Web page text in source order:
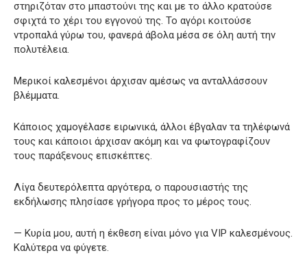
στηριζόταν στο μπαστούνι της και με το άλλο κρατούσε
σφιχτά το χέρι του εγγονού της. Το αγόρι κοιτούσε
ντροπαλά γύρω του, φανερά άβολα μέσα σε όλη αυτή την
πολυτέλεια.
Μερικοί καλεσμένοι άρχισαν αμέσως να ανταλλάσσουν
βλέμματα.
Κάποιος χαμογέλασε ειρωνικά, άλλοι έβγαλαν τα τηλέφωνά
τους και κάποιοι άρχισαν ακόμη και να φωτογραφίζουν
τους παράξενους επισκέπτες.
Λίγα δευτερόλεπτα αργότερα, ο παρουσιαστής της
εκδήλωσης πλησίασε γρήγορα προς το μέρος τους.
— Κυρία μου, αυτή η έκθεση είναι μόνο για VIP καλεσμένους.
Καλύτερα να φύγετε.